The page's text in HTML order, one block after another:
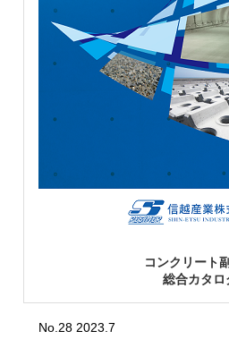
コンクリート
総合カタロ
No.28 2023.7